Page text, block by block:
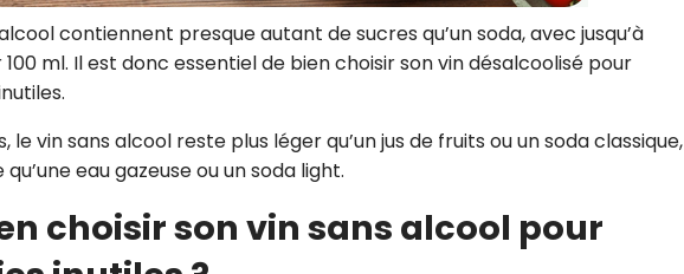
contiennent presque autant de sucres qu’un soda, avec jusqu’à
ml. Il est donc essentiel de bien choisir son vin désalcoolisé pour
le vin sans alcool reste plus léger qu’un jus de fruits ou un soda classique,
eau gazeuse ou un soda light.
choisir son vin sans alcool pour